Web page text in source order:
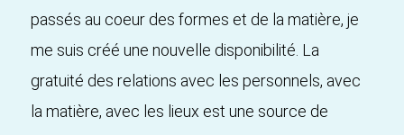
passés au coeur des formes et de la matière, je
me suis créé une nouvelle disponibilité. La
gratuité des relations avec les personnels, avec
la matière, avec les lieux est une source de